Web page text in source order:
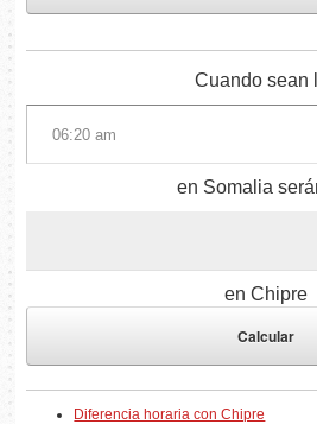
Cuando sean
en Somalia
en Chipre
Diferencia horaria con Chipre